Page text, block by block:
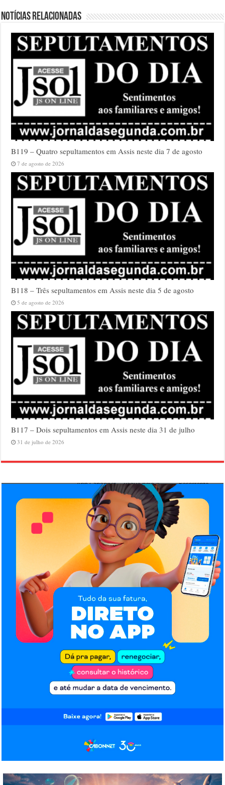
Notícias relacionadas
B119 – Quatro sepultamentos em Assis neste dia 7 de agosto
7 de agosto de 2026
B118 – Três sepultamentos em Assis neste dia 5 de agosto
5 de agosto de 2026
B117 – Dois sepultamentos em Assis neste dia 31 de julho
31 de julho de 2026